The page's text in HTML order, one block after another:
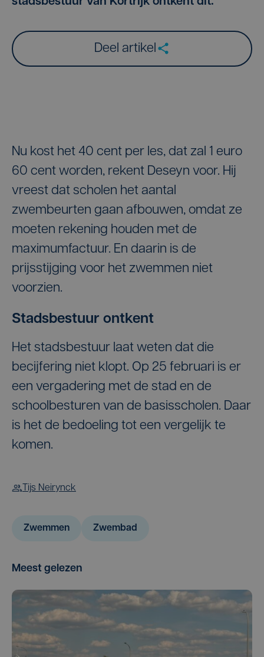
Deel artikel
Nu kost het 40 cent per les, dat zal 1 euro
60 cent worden, rekent Deseyn voor. Hij
vreest dat scholen het aantal
zwembeurten gaan afbouwen, omdat ze
moeten rekening houden met de
maximumfactuur. En daarin is de
prijsstijging voor het zwemmen niet
voorzien.
Stadsbestuur ontkent
Het stadsbestuur laat weten dat die
becijfering niet klopt. Op 25 februari is er
een vergadering met de stad en de
schoolbesturen van de basisscholen. Daar
is het de bedoeling tot een vergelijk te
komen.
Tijs Neirynck
Zwemmen Zwembad
Meest gelezen